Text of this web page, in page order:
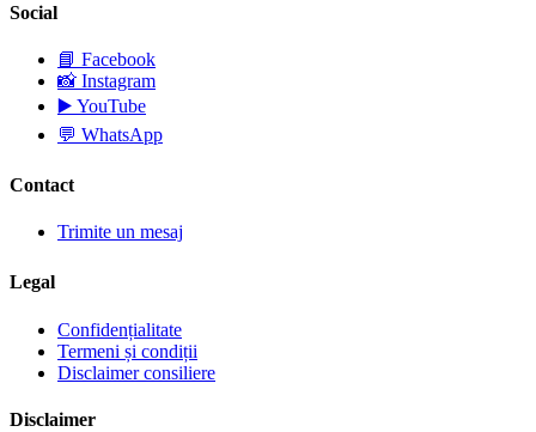
Social
📘 Facebook
📸 Instagram
▶️ YouTube
💬 WhatsApp
Contact
Trimite un mesaj
Legal
Confidențialitate
Termeni și condiții
Disclaimer consiliere
Disclaimer